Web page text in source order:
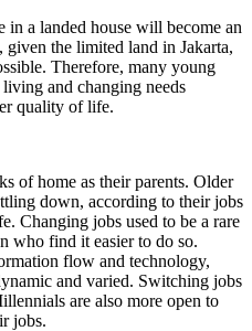
a landed house will become an
the limited land in Jakarta,
Therefore, many young
and changing needs
quality of life.
of home as their parents. Older
down, according to their jobs
Changing jobs used to be a rare
who find it easier to do so.
flow and technology,
and varied. Switching jobs
are also more open to
jobs.